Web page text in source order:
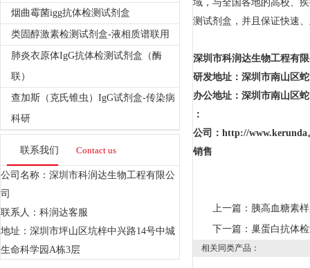
烟曲霉菌igg抗体检测试剂盒
类固醇激素检测试剂盒-液相质谱联用
肺炎衣原体IgG抗体检测试剂盒（酶
联）
查加斯（克氏锥虫）IgG试剂盒-传染病
科研
联系我们 Contact us
公司名称：深圳市科润达生物工程有限公
司
联系人：科润达客服
地址：深圳市坪山区坑梓中兴路14号中城
生命科学园A栋3层
域，与全国各地的高校、
测试剂盒，并且保证快速
深圳市科润达生物工程有
研发地址：深圳市南山区
办公地址：深圳市南山区
：
公司：http://www.kerunda
销售
上一篇： 胰高血糖素
下一篇： 巢蛋白抗体
相关同类产品：